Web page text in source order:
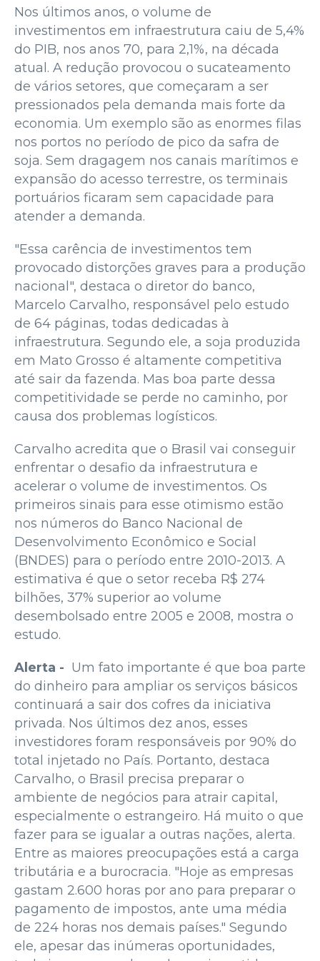
Nos últimos anos, o volume de
investimentos em infraestrutura caiu de 5,4%
do PIB, nos anos 70, para 2,1%, na década
atual. A redução provocou o sucateamento
de vários setores, que começaram a ser
pressionados pela demanda mais forte da
economia. Um exemplo são as enormes filas
nos portos no período de pico da safra de
soja. Sem dragagem nos canais marítimos e
expansão do acesso terrestre, os terminais
portuários ficaram sem capacidade para
atender a demanda.
"Essa carência de investimentos tem
provocado distorções graves para a produção
nacional", destaca o diretor do banco,
Marcelo Carvalho, responsável pelo estudo
de 64 páginas, todas dedicadas à
infraestrutura. Segundo ele, a soja produzida
em Mato Grosso é altamente competitiva
até sair da fazenda. Mas boa parte dessa
competitividade se perde no caminho, por
causa dos problemas logísticos.
Carvalho acredita que o Brasil vai conseguir
enfrentar o desafio da infraestrutura e
acelerar o volume de investimentos. Os
primeiros sinais para esse otimismo estão
nos números do Banco Nacional de
Desenvolvimento Econômico e Social
(BNDES) para o período entre 2010-2013. A
estimativa é que o setor receba R$ 274
bilhões, 37% superior ao volume
desembolsado entre 2005 e 2008, mostra o
estudo.
Alerta - Um fato importante é que boa parte
do dinheiro para ampliar os serviços básicos
continuará a sair dos cofres da iniciativa
privada. Nos últimos dez anos, esses
investidores foram responsáveis por 90% do
total injetado no País. Portanto, destaca
Carvalho, o Brasil precisa preparar o
ambiente de negócios para atrair capital,
especialmente o estrangeiro. Há muito o que
fazer para se igualar a outras nações, alerta.
Entre as maiores preocupações está a carga
tributária e a burocracia. "Hoje as empresas
gastam 2.600 horas por ano para preparar o
pagamento de impostos, ante uma média
de 224 horas nos demais países." Segundo
ele, apesar das inúmeras oportunidades,